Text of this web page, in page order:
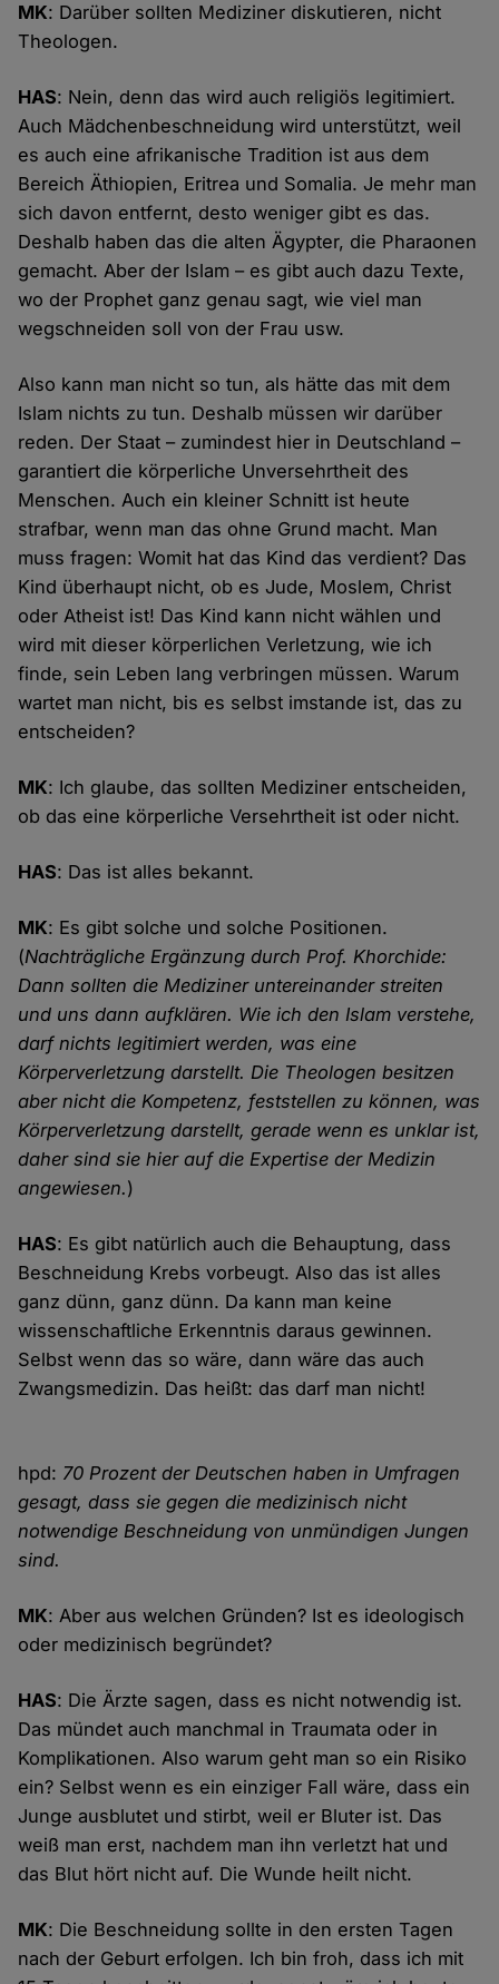
MK: Darüber sollten Mediziner diskutieren, nicht
Theologen.
HAS: Nein, denn das wird auch religiös legitimiert.
Auch Mädchenbeschneidung wird unterstützt, weil
es auch eine afrikanische Tradition ist aus dem
Bereich Äthiopien, Eritrea und Somalia. Je mehr man
sich davon entfernt, desto weniger gibt es das.
Deshalb haben das die alten Ägypter, die Pharaonen
gemacht. Aber der Islam – es gibt auch dazu Texte,
wo der Prophet ganz genau sagt, wie viel man
wegschneiden soll von der Frau usw.
Also kann man nicht so tun, als hätte das mit dem
Islam nichts zu tun. Deshalb müssen wir darüber
reden. Der Staat – zumindest hier in Deutschland –
garantiert die körperliche Unversehrtheit des
Menschen. Auch ein kleiner Schnitt ist heute
strafbar, wenn man das ohne Grund macht. Man
muss fragen: Womit hat das Kind das verdient? Das
Kind überhaupt nicht, ob es Jude, Moslem, Christ
oder Atheist ist! Das Kind kann nicht wählen und
wird mit dieser körperlichen Verletzung, wie ich
finde, sein Leben lang verbringen müssen. Warum
wartet man nicht, bis es selbst imstande ist, das zu
entscheiden?
MK: Ich glaube, das sollten Mediziner entscheiden,
ob das eine körperliche Versehrtheit ist oder nicht.
HAS: Das ist alles bekannt.
MK: Es gibt solche und solche Positionen.
(Nachträgliche Ergänzung durch Prof. Khorchide:
Dann sollten die Mediziner untereinander streiten
und uns dann aufklären. Wie ich den Islam verstehe,
darf nichts legitimiert werden, was eine
Körperverletzung darstellt. Die Theologen besitzen
aber nicht die Kompetenz, feststellen zu können, was
Körperverletzung darstellt, gerade wenn es unklar ist,
daher sind sie hier auf die Expertise der Medizin
angewiesen.)
HAS: Es gibt natürlich auch die Behauptung, dass
Beschneidung Krebs vorbeugt. Also das ist alles
ganz dünn, ganz dünn. Da kann man keine
wissenschaftliche Erkenntnis daraus gewinnen.
Selbst wenn das so wäre, dann wäre das auch
Zwangsmedizin. Das heißt: das darf man nicht!
hpd: 70 Prozent der Deutschen haben in Umfragen
gesagt, dass sie gegen die medizinisch nicht
notwendige Beschneidung von unmündigen Jungen
sind.
MK: Aber aus welchen Gründen? Ist es ideologisch
oder medizinisch begründet?
HAS: Die Ärzte sagen, dass es nicht notwendig ist.
Das mündet auch manchmal in Traumata oder in
Komplikationen. Also warum geht man so ein Risiko
ein? Selbst wenn es ein einziger Fall wäre, dass ein
Junge ausblutet und stirbt, weil er Bluter ist. Das
weiß man erst, nachdem man ihn verletzt hat und
das Blut hört nicht auf. Die Wunde heilt nicht.
MK: Die Beschneidung sollte in den ersten Tagen
nach der Geburt erfolgen. Ich bin froh, dass ich mit